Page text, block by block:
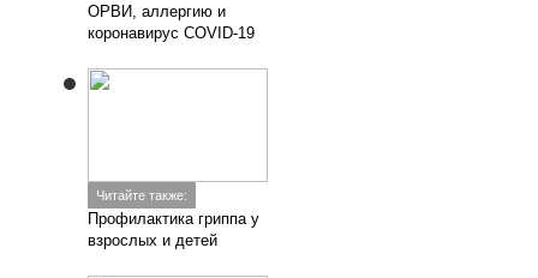
ОРВИ, аллергию и
коронавирус COVID-19
Читайте также:
Профилактика гриппа у
взрослых и детей